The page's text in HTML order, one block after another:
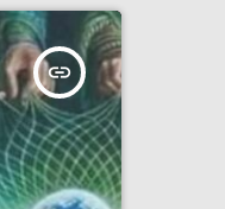
insert_link